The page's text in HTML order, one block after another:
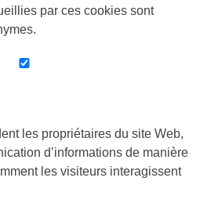
par ces cookies sont
les propriétaires du site Web,
d’informations de manière
les visiteurs interagissent